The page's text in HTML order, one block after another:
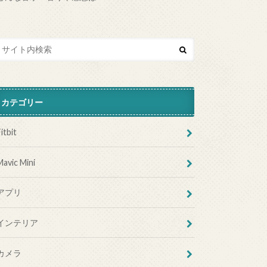
カテゴリー
Mini
プリ
ンテリア
メラ